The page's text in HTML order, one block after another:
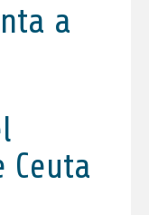
a
Ceuta